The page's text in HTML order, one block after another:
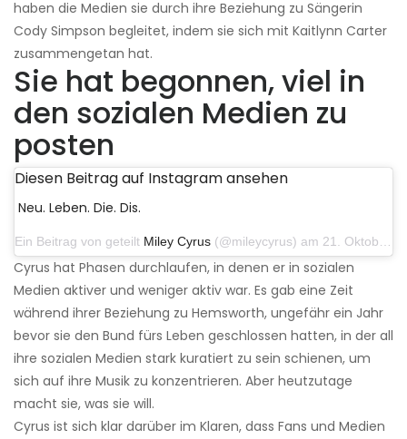
haben die Medien sie durch ihre Beziehung zu Sängerin
Cody Simpson begleitet, indem sie sich mit Kaitlynn Carter
zusammengetan hat.
Sie hat begonnen, viel in
den sozialen Medien zu
posten
Diesen Beitrag auf Instagram ansehen
Neu. Leben. Die. Dis.
Ein Beitrag von geteilt Miley Cyrus (@mileycyrus) am 21. Oktober 2019 um 12:31 Uhr PDT
Cyrus hat Phasen durchlaufen, in denen er in sozialen
Medien aktiver und weniger aktiv war. Es gab eine Zeit
während ihrer Beziehung zu Hemsworth, ungefähr ein Jahr
bevor sie den Bund fürs Leben geschlossen hatten, in der all
ihre sozialen Medien stark kuratiert zu sein schienen, um
sich auf ihre Musik zu konzentrieren. Aber heutzutage
macht sie, was sie will.
Cyrus ist sich klar darüber im Klaren, dass Fans und Medien